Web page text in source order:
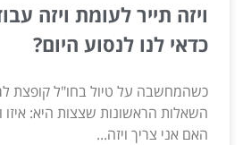
ויזה תייר לעומת ויזה
כדאי לנו לנסוע היום?
כשהמחשבה על טיול בחו"ל קופצת
השאלות הראשונות שצצות היא: איזו
האם אני צריך ויזה...